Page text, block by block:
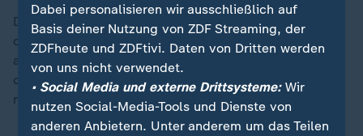
Die venezolanischen Wahlbehörden veröffentlichten
die detaillierten Ergebnisse in der Vergangenheit stets
auf ihrer Website, doch am 29. Juli behaupteten sie,
dies sei wegen eines Hackerangriffs dieses Mal nicht
möglich.
Dabei personalisieren wir ausschließlich auf
Basis deiner Nutzung von ZDF Streaming, der
ZDFheute und ZDFtivi. Daten von Dritten werden
von uns nicht verwendet.
• Social Media und externe Drittsysteme:Wir
nutzen Social-Media-Tools und Dienste von
anderen Anbietern. Unter anderem um das Teilen